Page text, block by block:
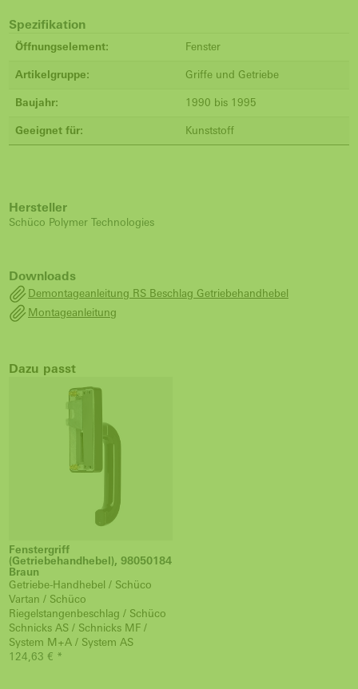
Spezifikation
Öffnungselement: Fenster
Artikelgruppe: Griffe und Getriebe
Baujahr: 1990 bis 1995
Geeignet für: Kunststoff
Hersteller
Schüco Polymer Technologies
Downloads
Demontageanleitung RS Beschlag Getriebehandhebel
Montageanleitung
Dazu passt
Fenstergriff
(Getriebehandhebel), 98050184
Braun
Getriebe-Handhebel / Schüco
Vartan / Schüco
Riegelstangenbeschlag / Schüco
Schnicks AS / Schnicks MF /
System M+A / System AS
124,63 € *